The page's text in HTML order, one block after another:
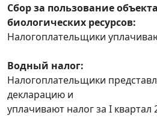
Сбор за пользование
биологических ресурсов:
Налогоплательщики
Водный налог:
Налогоплательщики
декларацию и
уплачивают налог за I квартал